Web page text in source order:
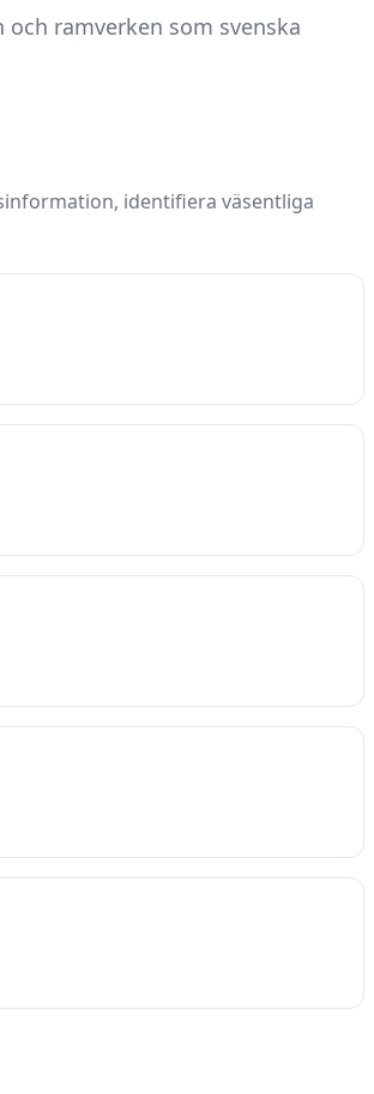
och ramverken som svenska
identifiera väsentliga